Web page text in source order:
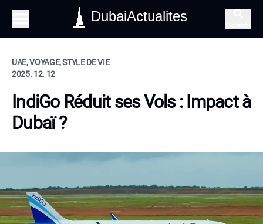
DubaiActualites
UAE, VOYAGE, STYLE DE VIE
2025. 12. 12
IndiGo Réduit ses Vols : Impact à
Dubaï ?